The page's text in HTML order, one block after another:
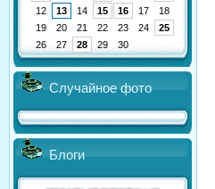
12
13 14 15 16 17
18
19
20 21 22 23 24
25
26
27 28 29 30
Случайное фото
Блоги